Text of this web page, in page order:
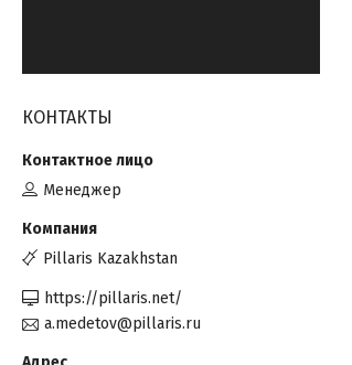
КОНТАКТЫ
Менеджер
Pillaris Kazakhstan
https://pillaris.net/
a.medetov@pillaris.ru